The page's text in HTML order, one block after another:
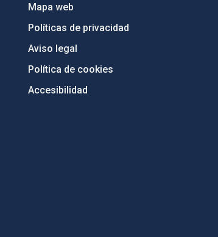
Mapa web
Políticas de privacidad
Aviso legal
Política de cookies
Accesibilidad